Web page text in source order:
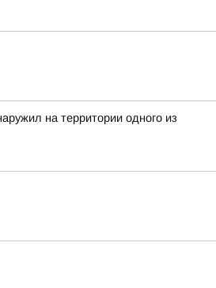
на территории одного из